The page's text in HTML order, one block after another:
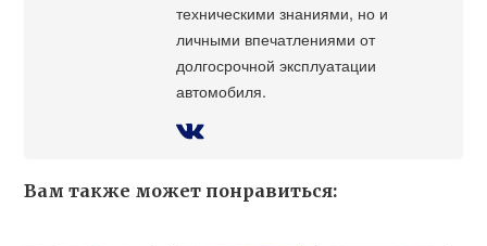
техническими знаниями, но и
личными впечатлениями от
долгосрочной эксплуатации
автомобиля.
Вам также может понравиться: